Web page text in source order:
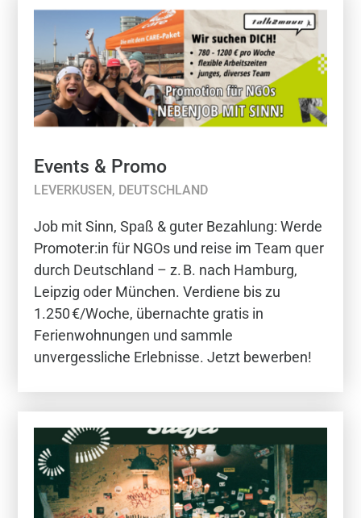
Events & Promo
LEVERKUSEN, DEUTSCHLAND
Job mit Sinn, Spaß & guter Bezahlung: Werde
Promoter:in für NGOs und reise im Team quer
durch Deutschland – z. B. nach Hamburg,
Leipzig oder München. Verdiene bis zu
1.250 €/Woche, übernachte gratis in
Ferienwohnungen und sammle
unvergessliche Erlebnisse. Jetzt bewerben!